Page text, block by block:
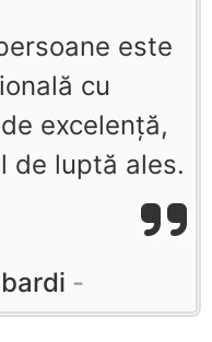
este
cu
excelenţă,
de luptă ales.